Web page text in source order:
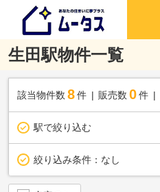
生田駅物件一覧
該当物件数 8件 販売数 0 件
駅で絞り込む
絞り込み条件： なし